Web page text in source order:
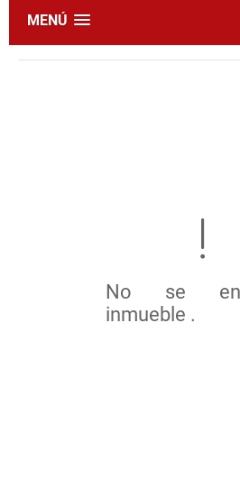
MENÚ
No se
inmueble .